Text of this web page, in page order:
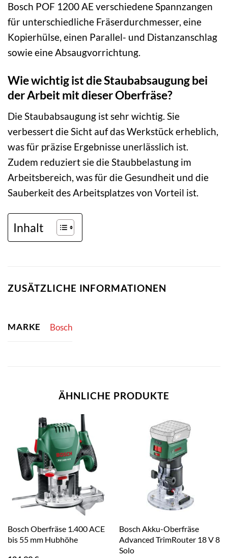
Bosch POF 1200 AE verschiedene Spannzangen
für unterschiedliche Fräserdurchmesser, eine
Kopierhülse, einen Parallel- und Distanzanschlag
sowie eine Absaugvorrichtung.
Wie wichtig ist die Staubabsaugung bei
der Arbeit mit dieser Oberfräse?
Die Staubabsaugung ist sehr wichtig. Sie
verbessert die Sicht auf das Werkstück erheblich,
was für präzise Ergebnisse unerlässlich ist.
Zudem reduziert sie die Staubbelastung im
Arbeitsbereich, was für die Gesundheit und die
Sauberkeit des Arbeitsplatzes von Vorteil ist.
Inhalt
ZUSÄTZLICHE INFORMATIONEN
MARKE Bosch
ÄHNLICHE PRODUKTE
Bosch Oberfräse 1.400 ACE
bis 55 mm Hubhöhe
Bosch Akku-Oberfräse
Advanced TrimRouter 18 V 8
Solo